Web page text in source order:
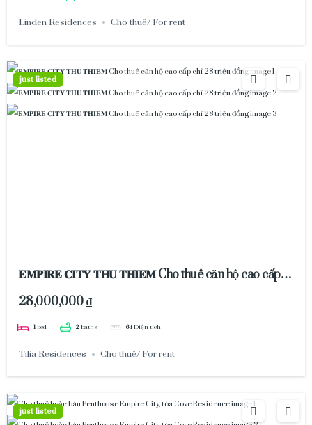
Linden Residences Cho thuê/ For rent
just listed
𝐄𝐌𝐏𝐈𝐑𝐄 𝐂𝐈𝐓𝐘 𝐓𝐇𝐔 𝐓𝐇𝐈𝐄𝐌 Cho thuê căn hộ cao cấp
chỉ 28 triệu đồng
28,000,000 ₫
1 bed 2baths 64 Diện tích
Tilia Residences Cho thuê/ For rent
just listed